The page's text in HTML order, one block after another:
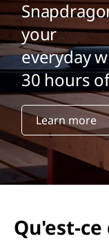
your
everyday
30 hours
Learn more
Qu'est-ce